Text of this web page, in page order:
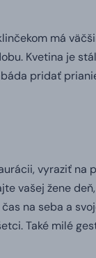
má
Kvetina je
pridať
vyraziť na
vašej žene
na seba a
Také milé